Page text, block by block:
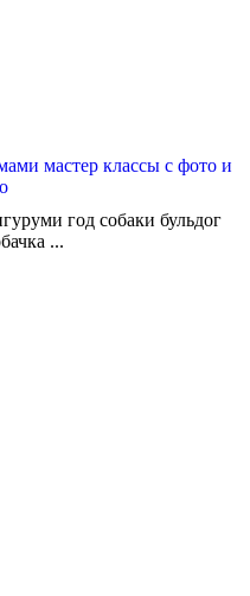
мастер классы с фото и
год собаки бульдог
...